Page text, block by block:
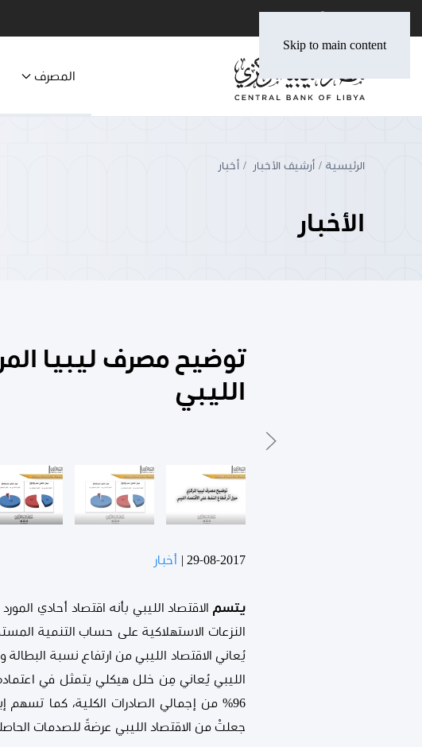
Skip to main content
المصرف
الرئيسية أرشيف الأخبار أخبار
الأخبار
توضيح مصرف ليبيا
الليبي
29-08-2017 أخبار
يتسم الاقتصاد الليبي بأنه اقتصاد أحادي
النزعات الاستهلاكية على حساب التنمية
يُعاني الاقتصاد الليبي من ارتفاع نسبة
الليبي يُعاني مِن خلل هيكلي يتمثل في
جعلتْ من الاقتصاد الليبي عرضةً للصدمات